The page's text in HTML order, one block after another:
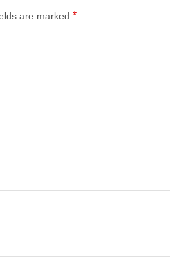
are marked *